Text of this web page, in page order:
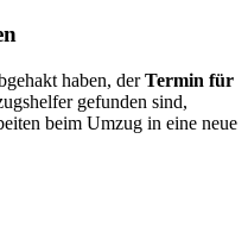
haben, derTermin für
gefunden sind,
beim Umzug in eine neue